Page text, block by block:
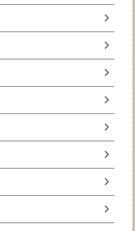
chevron_right
chevron_right
chevron_right
chevron_right
chevron_right
chevron_right
chevron_right
chevron_right